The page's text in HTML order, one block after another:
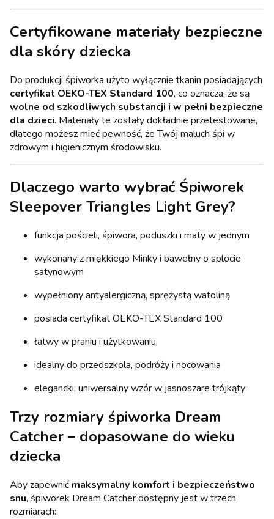
Certyfikowane materiały bezpieczne
dla skóry dziecka
Do produkcji śpiworka użyto wyłącznie tkanin posiadających
certyfikat OEKO-TEX Standard 100, co oznacza, że są
wolne od szkodliwych substancji i w pełni bezpieczne
dla dzieci. Materiały te zostały dokładnie przetestowane,
dlatego możesz mieć pewność, że Twój maluch śpi w
zdrowym i higienicznym środowisku.
Dlaczego warto wybrać Śpiworek
Sleepover Triangles Light Grey?
funkcja pościeli, śpiwora, poduszki i maty w jednym
wykonany z miękkiego Minky i bawełny o splocie
satynowym
wypełniony antyalergiczną, sprężystą watoliną
posiada certyfikat OEKO-TEX Standard 100
łatwy w praniu i użytkowaniu
idealny do przedszkola, podróży i nocowania
elegancki, uniwersalny wzór w jasnoszare trójkąty
Trzy rozmiary śpiworka Dream
Catcher – dopasowane do wieku
dziecka
Aby zapewnić maksymalny komfort i bezpieczeństwo
snu, śpiworek Dream Catcher dostępny jest w trzech
rozmiarach: